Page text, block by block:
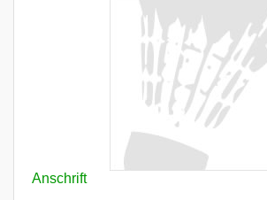
Anschrift